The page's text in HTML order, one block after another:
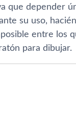
que depender
su uso,
entre los
para dibujar.